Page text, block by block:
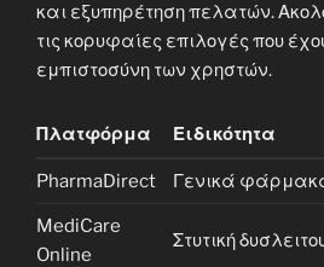
και εξυπηρέτηση πελατών.
τις κορυφαίες επιλογές που
εμπιστοσύνη των χρηστών.
Πλατφόρμα Ειδικότητα
PharmaDirect Γενικά
MediCare
Online
Στυτική